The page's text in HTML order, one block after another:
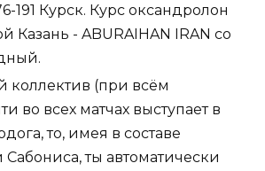
191 Курск. Курс оксандролон
Казань - ABURAIHAN IRAN со
коллектив (при всём
во всех матчах выступает в
то, имея в составе
ты автоматически